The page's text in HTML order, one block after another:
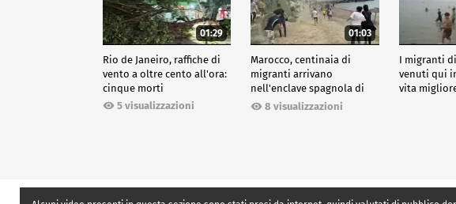
01:29
Rio de Janeiro, raffiche di
vento a oltre cento all'ora:
cinque morti
5 visualizzazioni
01:03
Marocco, centinaia di
migranti arrivano
nell'enclave spagnola di
Ceuta8 visualizzazioni
I migranti
venuti qui
vita